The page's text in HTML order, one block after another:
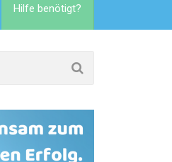
Hilfe benötigt?